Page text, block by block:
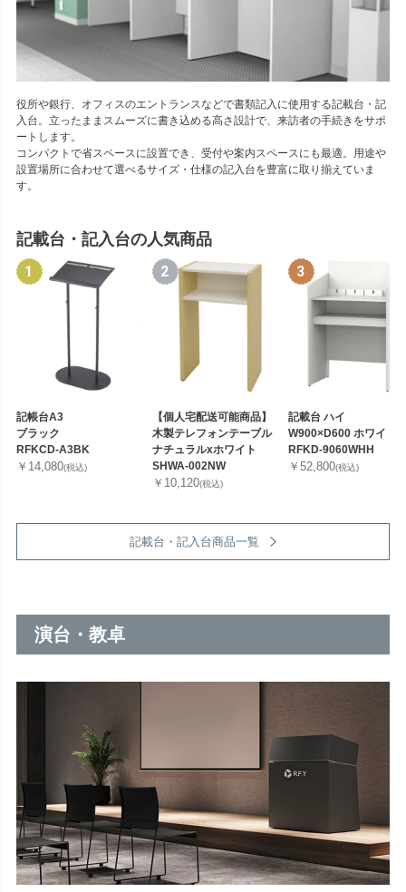
役所や銀行、オフィスのエントランスなどで書類記入に使用する記載台・記
入台。立ったままスムーズに書き込める高さ設計で、来訪者の手続きをサポ
ートします。
コンパクトで省スペースに設置でき、受付や案内スペースにも最適。用途や
設置場所に合わせて選べるサイズ・仕様の記入台を豊富に取り揃えていま
す。
記載台・記入台の人気商品
記帳台A3
ブラック
RFKCD-A3BK
￥14,080(税込)
【個人宅配送可能商品】
木製テレフォンテーブル
ナチュラルxホワイト
SHWA-002NW
￥10,120(税込)
記載台 ハイ
W900×D600 ホワイト
RFKD-9060WHH
￥52,800(税込)
記載台・記入台商品一覧
演台・教卓